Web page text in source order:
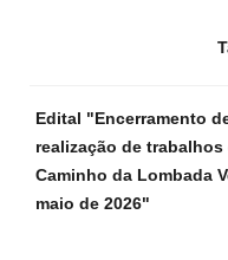
Edital "Encerramento
realização de
Caminho da Lombada
maio de 2026"